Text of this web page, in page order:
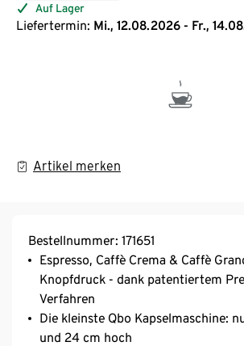
Auf Lager
Liefertermin: Mi., 12.08.2026 - Fr.,
Artikel merken
Bestellnummer: 171651
Espresso, Caffè Crema & Caffè
Knopfdruck - dank patentiertem
Verfahren​
Die kleinste Qbo Kapselmaschine:
und 24 cm hoch​